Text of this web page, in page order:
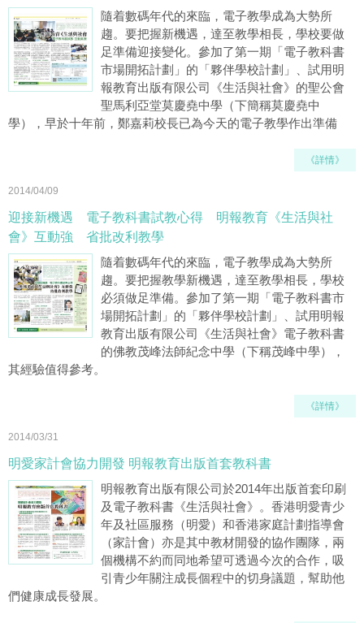
隨着數碼年代的來臨，電子教學成為大勢所
趨。要把握新機遇，達至教學相長，學校要做
足準備迎接變化。參加了第一期「電子教科書
市場開拓計劃」的「夥伴學校計劃」、試用明
報教育出版有限公司《生活與社會》的聖公會
聖馬利亞堂莫慶堯中學（下簡稱莫慶堯中
學），早於十年前，鄭嘉莉校長已為今天的電子教學作出準備
《詳情》
2014/04/09
迎接新機遇 電子教科書試教心得 明報教育《生活與社
會》互動強 省批改利教學
隨着數碼年代的來臨，電子教學成為大勢所
趨。要把握教學新機遇，達至教學相長，學校
必須做足準備。參加了第一期「電子教科書市
場開拓計劃」的「夥伴學校計劃」、試用明報
教育出版有限公司《生活與社會》電子教科書
的佛教茂峰法師紀念中學（下稱茂峰中學），
其經驗值得參考。
《詳情》
2014/03/31
明愛家計會協力開發 明報教育出版首套教科書
明報教育出版有限公司於2014年出版首套印刷
及電子教科書《生活與社會》。香港明愛青少
年及社區服務（明愛）和香港家庭計劃指導會
（家計會）亦是其中教材開發的協作團隊，兩
個機構不約而同地希望可透過今次的合作，吸
引青少年關注成長個程中的切身議題，幫助他
們健康成長發展。